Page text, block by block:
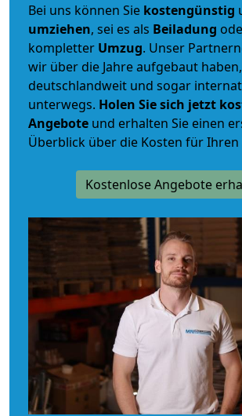
Bei uns können Sie kostengünstig
umziehen, sei es als Beiladung
kompletter Umzug. Unser
wir über die Jahre aufgebaut
deutschlandweit und sogar
unterwegs. Holen Sie sich jetzt
Angebote und erhalten Sie einen
Überblick über die Kosten für Ihren
Kostenlose Angebote